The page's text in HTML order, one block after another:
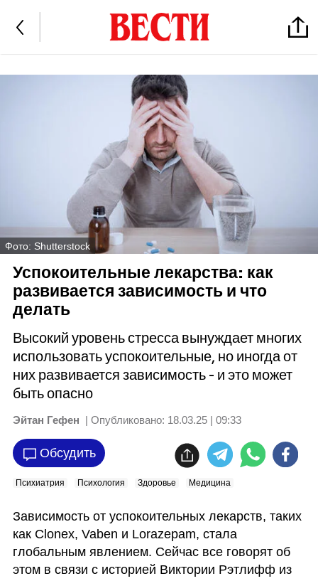
Фото: Shutterstock
Успокоительные лекарства: как
развивается зависимость и что
делать
Высокий уровень стресса вынуждает многих
использовать успокоительные, но иногда от
них развивается зависимость - и это может
быть опасно
Эйтан Гефен | Опубликовано: 18.03.25 | 09:33
Обсудить
Психиатрия Психология Здоровье Медицина
Зависимость от успокоительных лекарств, таких
как Clonex, Vaben и Lorazepam, стала
глобальным явлением. Сейчас все говорят об
этом в связи с историей Виктории Рэтлифф из